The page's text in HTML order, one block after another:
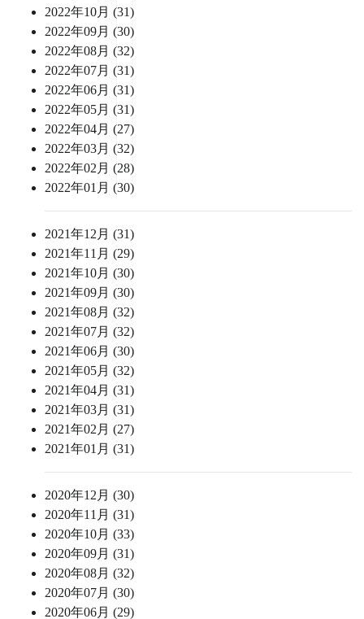
2022年10月 (31)
2022年09月 (30)
2022年08月 (32)
2022年07月 (31)
2022年06月 (31)
2022年05月 (31)
2022年04月 (27)
2022年03月 (32)
2022年02月 (28)
2022年01月 (30)
2021年12月 (31)
2021年11月 (29)
2021年10月 (30)
2021年09月 (30)
2021年08月 (32)
2021年07月 (32)
2021年06月 (30)
2021年05月 (32)
2021年04月 (31)
2021年03月 (31)
2021年02月 (27)
2021年01月 (31)
2020年12月 (30)
2020年11月 (31)
2020年10月 (33)
2020年09月 (31)
2020年08月 (32)
2020年07月 (30)
2020年06月 (29)